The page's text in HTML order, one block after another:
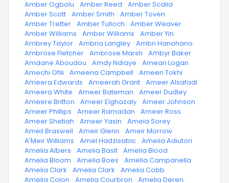
· Amber Ogbolu · Amber Reed · Amber Scalia
· Amber Scott · Amber Smith · Amber Toven
· Amber Tretter · Amber Tulloch · Amber Weaver
· Amber Williams · Amber Williams · Amber Yin
· Ambrey Taylor · Ambria Langley · Ambri Hanohano
· Ambrose Fletcher · Ambrose Marsh · Ambyr Baker
· Amdane Aboudou · Amdy Ndiaye · Ameari Logan
· Amechi Ofili · Ameena Campbell · Ameen Tokhi
· Ameera Edwards · Ameerah Grant · Ameer Alsafadi
· Ameera White · Ameer Bateman · Ameer Dudley
· Ameere Britton · Ameer Elghazaly · Ameer Johnson
· Ameer Phillips · Ameer Ramadan · Ameer Ross
· Ameer Shetiah · Ameer Yasin · Ameia Sorey
· Ameil Braswell · Ameir Glenn · Ameir Morrow
· A'Meir Williams · Amel Hadzisabic · Amelia Adiutori
· Amelia Albers · Amelia Basit · Amelia Blood
· Amelia Bloom · Amelia Boes · Amelia Campanella
· Amelia Clark · Amelia Clark · Amelia Cobb
· Amelia Colon · Amelia Courbron · Amelia Deren